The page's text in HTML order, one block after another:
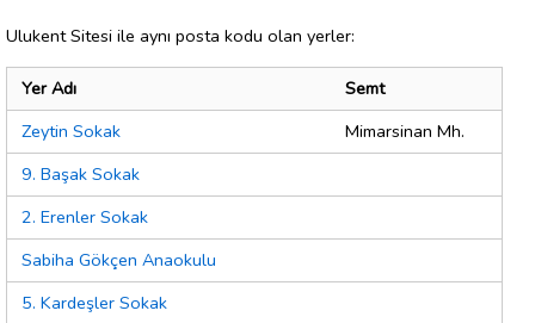
Ulukent Sitesi ile aynı posta kodu olan yerler:
Yer Adı
Semt
Zeytin Sokak
Mimarsinan Mh.
9. Başak Sokak
2. Erenler Sokak
Sabiha Gökçen Anaokulu
5. Kardeşler Sokak